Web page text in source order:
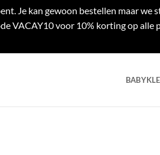
Je kan gewoon bestellen maar
VACAY10 voor 10% korting op alle